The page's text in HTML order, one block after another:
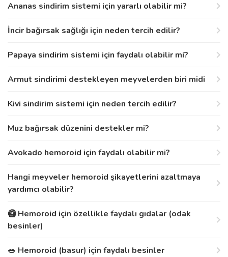
Ananas sindirim sistemi için yararlı olabilir mi?
İncir bağırsak sağlığı için neden tercih edilir?
Papaya sindirim sistemi için faydalı olabilir mi?
Armut sindirimi destekleyen meyvelerden biri midi
Kivi sindirim sistemi için neden tercih edilir?
Muz bağırsak düzenini destekler mi?
Avokado hemoroid için faydalı olabilir mi?
Hangi meyveler hemoroid şikayetlerini azaltmaya
yardımcı olabilir?
🥝 Hemoroid için özellikle faydalı gıdalar (odak
besinler)
🥗 Hemoroid (basur) için faydalı besinler